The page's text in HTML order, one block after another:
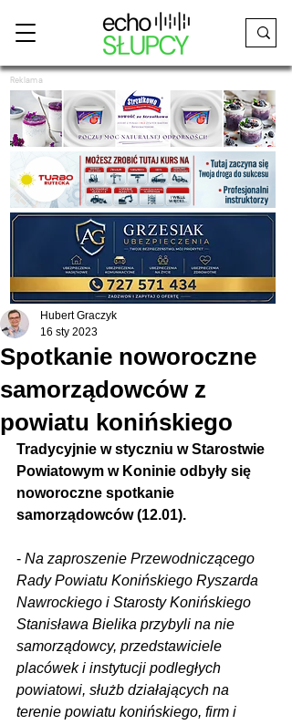
Reklama
Spotkanie noworoczne
samorządowców z
powiatu konińskiego
Hubert Graczyk
16 sty 2023
Tradycyjnie w styczniu w Starostwie
Powiatowym w Koninie odbyły się
noworoczne spotkanie
samorządowców (12.01).
- Na zaproszenie Przewodniczącego
Rady Powiatu Konińskiego Ryszarda
Nawrockiego i Starosty Konińskiego
Stanisława Bielika przybyli na nie
samorządowcy, przedstawiciele
placówek i instytucji podległych
powiatowi, służb działających na
terenie powiatu konińskiego, firm i